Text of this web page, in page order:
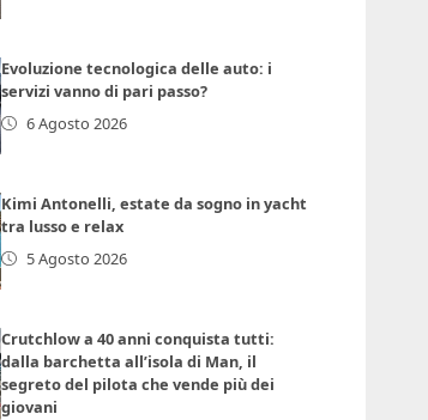
Evoluzione tecnologica delle auto: i
servizi vanno di pari passo?
6 Agosto 2026
Kimi Antonelli, estate da sogno in yacht
tra lusso e relax
5 Agosto 2026
Crutchlow a 40 anni conquista tutti:
dalla barchetta all’isola di Man, il
segreto del pilota che vende più dei
giovani